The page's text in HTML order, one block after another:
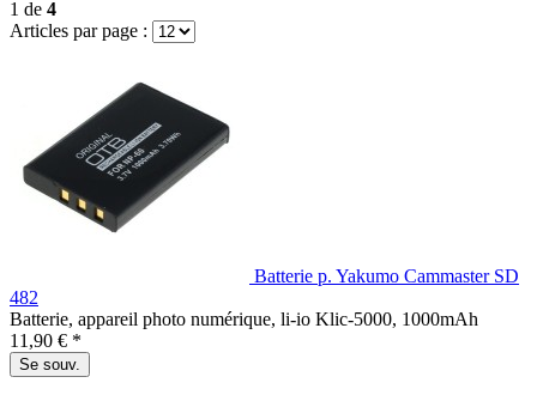
1 de 4
Articles par page :
Batterie p. Yakumo Cammaster SD
482
Batterie, appareil photo numérique, li-io Klic-5000, 1000mAh
11,90 € *
Se souv.